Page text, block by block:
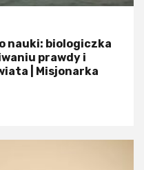
nauki: biologiczka
prawdy i
| Misjonarka